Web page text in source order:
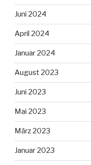
Juni 2024
April 2024
Januar 2024
August 2023
Juni 2023
Mai 2023
März 2023
Januar 2023